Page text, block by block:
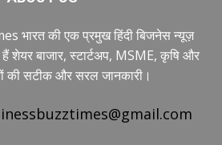
भारत की एक प्रमुख हिंदी बिजनेस न्यूज़
शेयर बाजार, स्टार्टअप, MSME, कृषि और
की सटीक और सरल जानकारी।